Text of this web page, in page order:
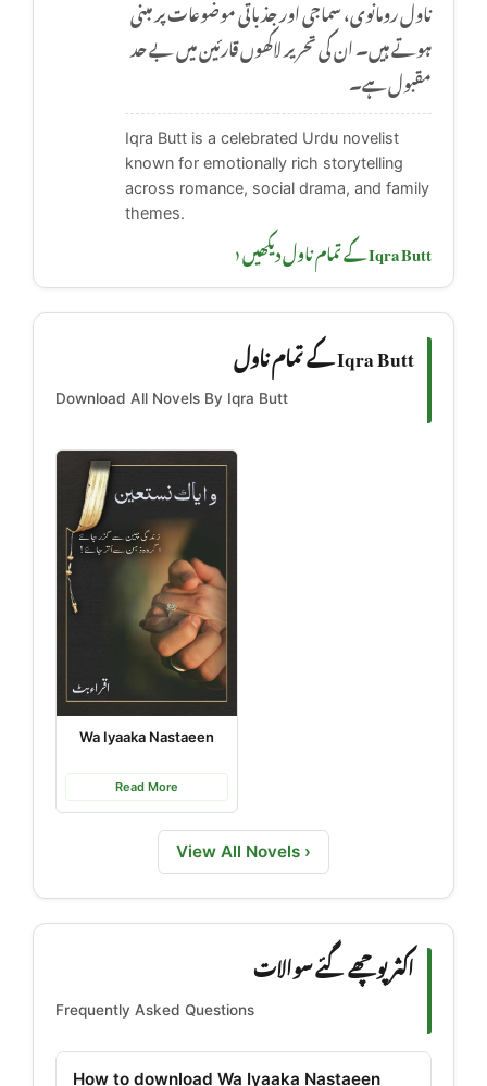
ناول رومانوی، سماجی اور جذباتی موضوعات پر مبنی
ہوتے ہیں۔ ان کی تحریر لاکھوں قارئین میں بے حد
مقبول ہے۔
Iqra Butt is a celebrated Urdu novelist
known for emotionally rich storytelling
across romance, social drama, and family
themes.
Iqra Butt کے تمام ناول دیکھیں ‹
Iqra Butt کے تمام ناول
Download All Novels By Iqra Butt
Wa Iyaaka Nastaeen
Read More
View All Novels ›
اکثر پوچھے گئے سوالات
Frequently Asked Questions
How to download Wa Iyaaka Nastaeen